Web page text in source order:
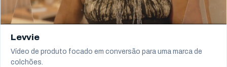
Levvie
Vídeo de produto focado em conversão para uma marca de
colchões.